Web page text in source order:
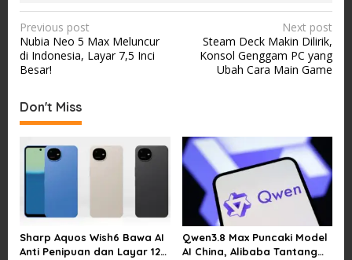
P
o
s
n
v
a
t
Previous post
Nubia Neo 5 Max Meluncur
di Indonesia, Layar 7,5 Inci
Besar!
Next post
Steam Deck Makin Dilirik,
Konsol Genggam PC yang
Ubah Cara Main Game
Don't Miss
Sharp Aquos Wish6 Bawa AI
Anti Penipuan dan Layar 120
Qwen3.8 Max Puncaki Model
AI China, Alibaba Tantang